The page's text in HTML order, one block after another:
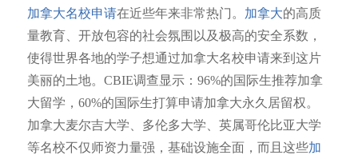
加拿大名校申请在近些年来非常热门。 加拿大的高质
量教育、 开放包容的社会氛围以及极高的安全系数，
使得世界各地的学子想通过加拿大名校申请来到这片
美丽的土地。CBIE调查显示：96%的国际生推荐加拿
大留学，60%的国际生打算申请加拿大永久居留权。
加拿大麦尔吉大学、多伦多大学、英属哥伦比亚大学
等名校不仅师资力量强，基础设施全面，而且这些加